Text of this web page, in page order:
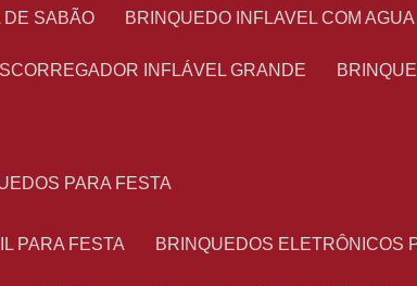
DE SABÃO BRINQUEDO INFLAVEL COM AGUA
ESCORREGADOR INFLÁVEL GRANDE
PARA FESTA
PARA FESTA BRINQUEDOS ELETRÔNICOS